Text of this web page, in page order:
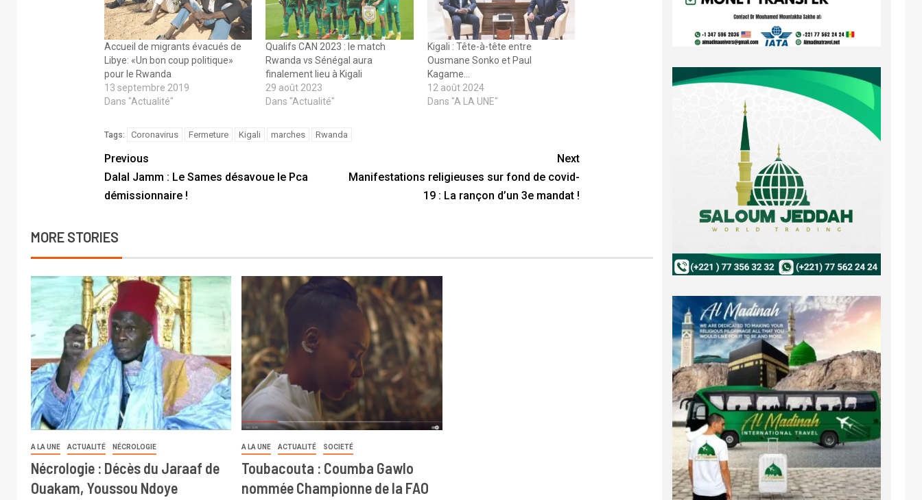
Accueil de migrants évacués de
Libye: «Un bon coup politique»
pour le Rwanda
13 septembre 2019
Dans "Actualité"
Qualifs CAN 2023 : le match
Rwanda vs Sénégal aura
finalement lieu à Kigali
29 août 2023
Dans "Actualité"
Kigali : Tête-à-tête entre
Ousmane Sonko et Paul
Kagame…
12 août 2024
Dans "A LA UNE"
Tags: Coronavirus Fermeture Kigali marches Rwanda
Previous
Dalal Jamm : Le Sames désavoue le Pca
démissionnaire !
Next
Manifestations religieuses sur fond de covid-
19 : La rançon d’un 3e mandat !
MORE STORIES
A LA UNE ACTUALITÉ NÉCROLOGIE
Nécrologie : Décès du Jaraaf de
Ouakam, Youssou Ndoye
A LA UNE ACTUALITÉ SOCIETÉ
Toubacouta : Coumba Gawlo
nommée Championne de la FAO